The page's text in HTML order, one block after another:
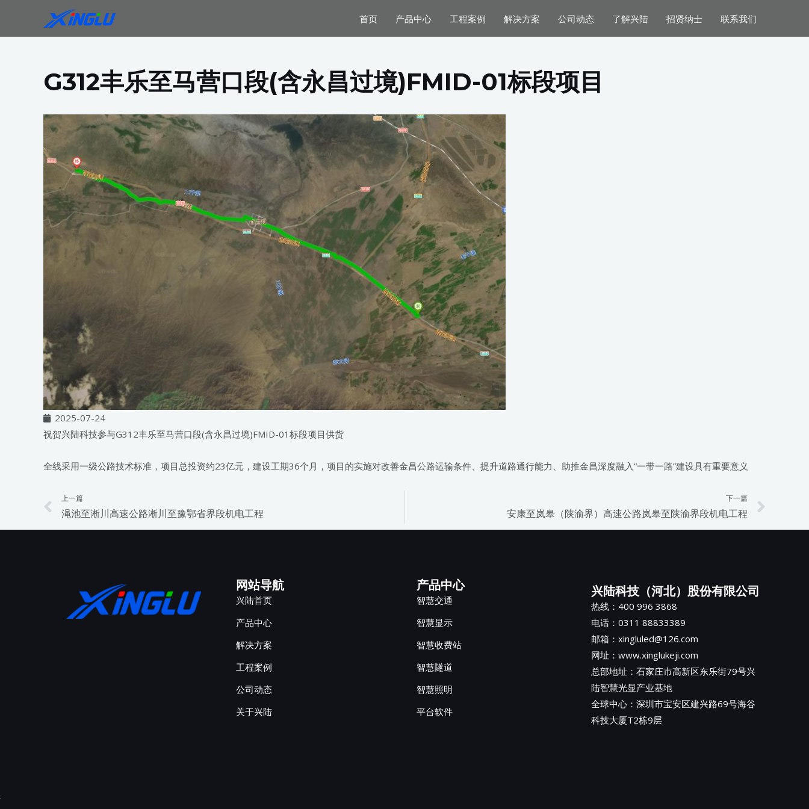
内
首页 产品中心 工程案例 解决方案 公司动态 了解兴陆 招贤纳士 联系我们
G312丰乐至马营口段(含永昌过境)FMID-01标段项目
2025-07-24
祝贺兴陆科技参与G312丰乐至马营口段(含永昌过境)FMID-01标段项目供货
全线采用一级公路技术标准，项目总投资约23亿元，建设工期36个月，项目的实施对改善金昌公路运输条件、提升道路通行能力、助推金昌深度融入“一带一路”建设具有重要意义
Prev
上一篇
渑池至淅川高速公路淅川至豫鄂省界段机电工程
下一篇
安康至岚皋（陕渝界）高速公路岚皋至陕渝界段机电工程
网站导航
兴陆首页
产品中心
解决方案
工程案例
公司动态
关于兴陆
产品中心
智慧交通
智慧显示
智慧收费站
智慧隧道
智慧照明
平台软件
兴陆科技（河北）股份有限公司
热线：400 996 3868
电话：0311 88833389
邮箱：xingluled@126.com
网址：www.xinglukeji.com
总部地址： 石家庄市高新区东乐街79号兴
陆智慧光显产业基地
全球中心：深圳市宝安区建兴路69号海谷
科技大厦T2栋9层